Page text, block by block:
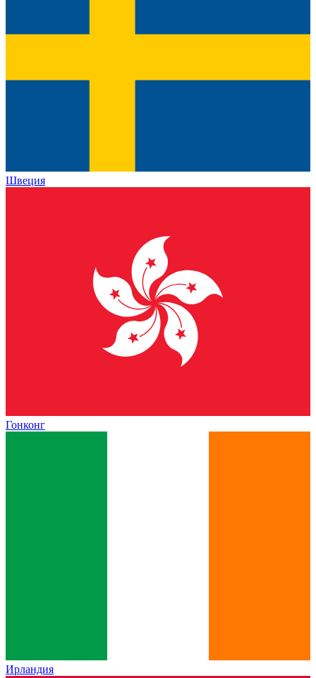
Швеция
Гонконг
Ирландия